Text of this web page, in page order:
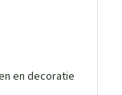
en decoratie